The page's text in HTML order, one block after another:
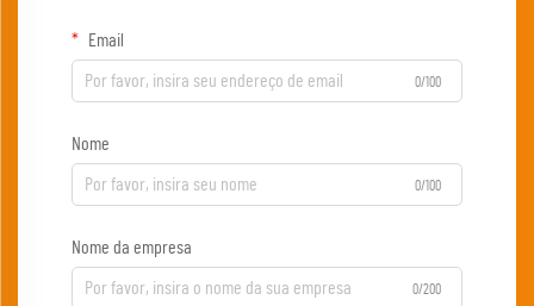
Email
0/100
Nome
0/100
Nome da empresa
0/200